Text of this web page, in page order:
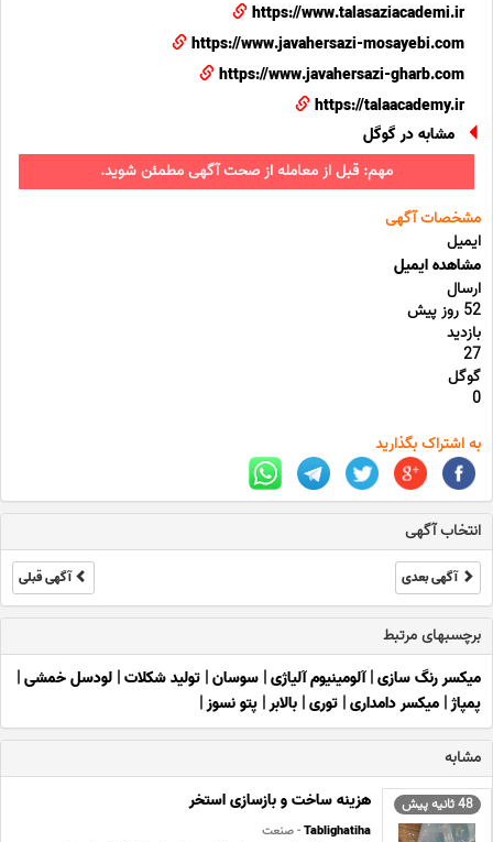
https://www.talasaziacademi.ir
https://www.javahersazi-mosayebi.com
https://www.javahersazi-gharb.com
https://talaacademy.ir
مشابه در گوگل
مهم: قبل از معامله از صحت آگهی مطمئن شوید.
مشخصات آگهی
ایمیل
مشاهده ایمیل
ارسال
52 روز پیش
بازدید
27
گوگل
0
به اشتراک بگذارید
انتخاب آگهی
آگهی بعدی آگهی قبلی
برچسبهای مرتبط
میکسر رنگ سازی|آلومینیوم آلیاژی| سوسان| تولید شکلات| لودسل خمشی|
پمپاژ| میکسر دامداری| توری| بالابر| پتو نسوز|
مشابه
48 ثانیه پیش هزینه ساخت و بازسازی استخر
Tablighatiha- صنعت